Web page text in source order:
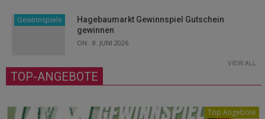
Gewinnspiele
Hagebaumarkt Gewinnspiel Gutschein
gewinnen
ON: 8. JUNI 2026
VIEW ALL
TOP-ANGEBOTE
Top Angebote